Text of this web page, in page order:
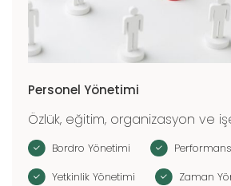
Personel Yönetimi
Özlük, eğitim, organizasyon ve
Bordro Yönetimi
Yetkinlik Yönetimi
Zaman